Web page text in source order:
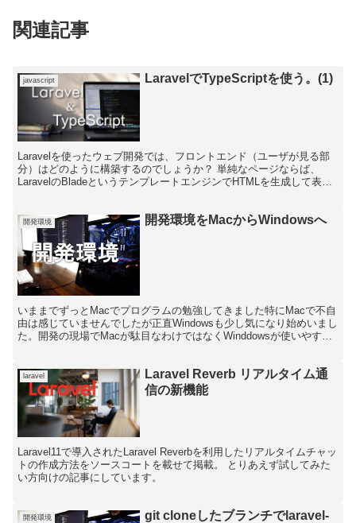
関連記事
javascript LaravelでTypeScriptを使う。(1)
Laravelを使ったウェブ開発では、フロントエンド（ユーザが見る部
分）はどのように構築するのでしょうか？ 単純なページならば、
LaravelのBladeというテンプレートエンジンでHTMLを生成して表示
開発環境 開発環境をMacからWindowsへ
いままでずっとMacでプログラムの勉強してきました特にMacで不自
由は感じていませんでしたが正直Windowsも少し気になり始めいまし
た。開発の現場でMacが駄目なわけではなくWinddowsが使いやすく
laravel
Laravel Reverb リアルタイム通
信の新機能
Laravel11で導入されたLaravel Reverbを利用したリアルタイムチャッ
トの作成方法をソースコートを載せて掲載。 とりあえず試してみた
い方向けの記事にしています。
開発環境
git cloneしたブランチでlaravel-